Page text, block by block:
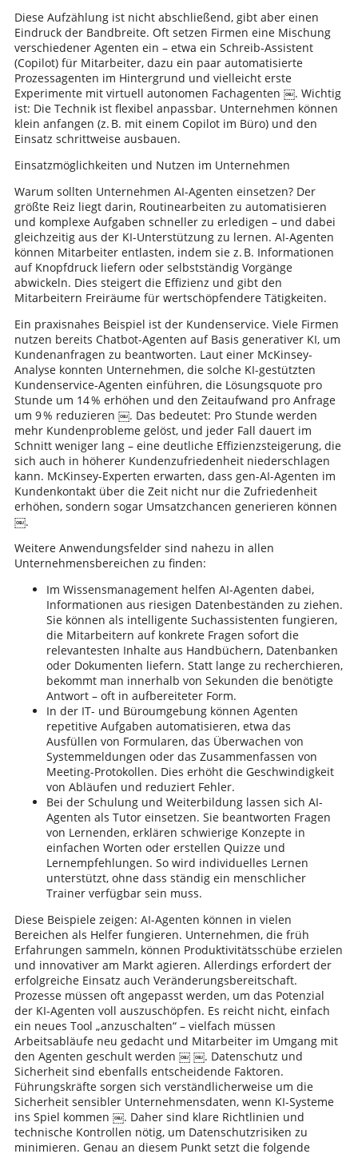
Diese Aufzählung ist nicht abschließend, gibt aber einen
Eindruck der Bandbreite. Oft setzen Firmen eine Mischung
verschiedener Agenten ein – etwa ein Schreib-Assistent
(Copilot) für Mitarbeiter, dazu ein paar automatisierte
Prozessagenten im Hintergrund und vielleicht erste
Experimente mit virtuell autonomen Fachagenten ￼. Wichtig
ist: Die Technik ist flexibel anpassbar. Unternehmen können
klein anfangen (z. B. mit einem Copilot im Büro) und den
Einsatz schrittweise ausbauen.
Einsatzmöglichkeiten und Nutzen im Unternehmen
Warum sollten Unternehmen AI-Agenten einsetzen? Der
größte Reiz liegt darin, Routinearbeiten zu automatisieren
und komplexe Aufgaben schneller zu erledigen – und dabei
gleichzeitig aus der KI-Unterstützung zu lernen. AI-Agenten
können Mitarbeiter entlasten, indem sie z. B. Informationen
auf Knopfdruck liefern oder selbstständig Vorgänge
abwickeln. Dies steigert die Effizienz und gibt den
Mitarbeitern Freiräume für wertschöpfendere Tätigkeiten.
Ein praxisnahes Beispiel ist der Kundenservice. Viele Firmen
nutzen bereits Chatbot-Agenten auf Basis generativer KI, um
Kundenanfragen zu beantworten. Laut einer McKinsey-
Analyse konnten Unternehmen, die solche KI-gestützten
Kundenservice-Agenten einführen, die Lösungsquote pro
Stunde um 14 % erhöhen und den Zeitaufwand pro Anfrage
um 9 % reduzieren ￼. Das bedeutet: Pro Stunde werden
mehr Kundenprobleme gelöst, und jeder Fall dauert im
Schnitt weniger lang – eine deutliche Effizienzsteigerung, die
sich auch in höherer Kundenzufriedenheit niederschlagen
kann. McKinsey-Experten erwarten, dass gen-AI-Agenten im
Kundenkontakt über die Zeit nicht nur die Zufriedenheit
erhöhen, sondern sogar Umsatzchancen generieren können
￼.
Weitere Anwendungsfelder sind nahezu in allen
Unternehmensbereichen zu finden:
Im Wissensmanagement helfen AI-Agenten dabei,
Informationen aus riesigen Datenbeständen zu ziehen.
Sie können als intelligente Suchassistenten fungieren,
die Mitarbeitern auf konkrete Fragen sofort die
relevantesten Inhalte aus Handbüchern, Datenbanken
oder Dokumenten liefern. Statt lange zu recherchieren,
bekommt man innerhalb von Sekunden die benötigte
Antwort – oft in aufbereiteter Form.
In der IT- und Büroumgebung können Agenten
repetitive Aufgaben automatisieren, etwa das
Ausfüllen von Formularen, das Überwachen von
Systemmeldungen oder das Zusammenfassen von
Meeting-Protokollen. Dies erhöht die Geschwindigkeit
von Abläufen und reduziert Fehler.
Bei der Schulung und Weiterbildung lassen sich AI-
Agenten als Tutor einsetzen. Sie beantworten Fragen
von Lernenden, erklären schwierige Konzepte in
einfachen Worten oder erstellen Quizze und
Lernempfehlungen. So wird individuelles Lernen
unterstützt, ohne dass ständig ein menschlicher
Trainer verfügbar sein muss.
Diese Beispiele zeigen: AI-Agenten können in vielen
Bereichen als Helfer fungieren. Unternehmen, die früh
Erfahrungen sammeln, können Produktivitätsschübe erzielen
und innovativer am Markt agieren. Allerdings erfordert der
erfolgreiche Einsatz auch Veränderungsbereitschaft.
Prozesse müssen oft angepasst werden, um das Potenzial
der KI-Agenten voll auszuschöpfen. Es reicht nicht, einfach
ein neues Tool „anzuschalten“ – vielfach müssen
Arbeitsabläufe neu gedacht und Mitarbeiter im Umgang mit
den Agenten geschult werden ￼ ￼. Datenschutz und
Sicherheit sind ebenfalls entscheidende Faktoren.
Führungskräfte sorgen sich verständlicherweise um die
Sicherheit sensibler Unternehmensdaten, wenn KI-Systeme
ins Spiel kommen ￼. Daher sind klare Richtlinien und
technische Kontrollen nötig, um Datenschutzrisiken zu
minimieren. Genau an diesem Punkt setzt die folgende